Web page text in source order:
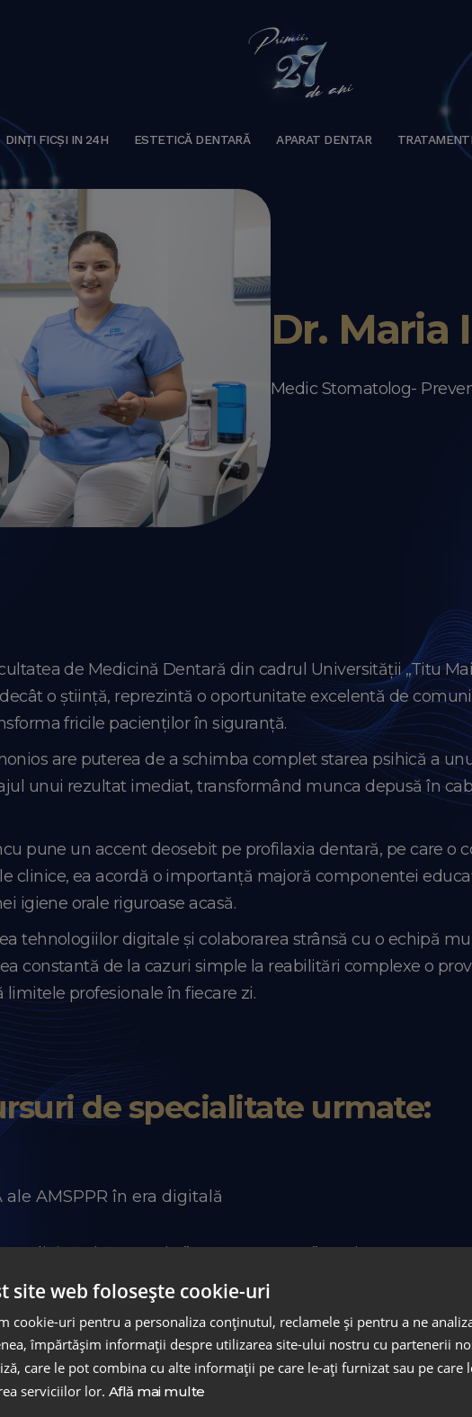
DINȚI FICȘI IN 24H ESTETICĂ DENTARĂ APARAT DENTAR
Dr. Maria
Medic Stomatolog-
de Medicină Dentară din cadrul Universității „Titu
o știință, reprezintă o oportunitate excelentă de
fricile pacienților în siguranță.
are puterea de a schimba complet starea psihică a
unui rezultat imediat, transformând munca depusă în
pune un accent deosebit pe profilaxia dentară, pe care
clinice, ea acordă o importanță majoră componentei
igiene orale riguroase acasă.
tehnologiilor digitale și colaborarea strânsă cu o echipă
constantă de la cazuri simple la reabilitări complexe o
limitele profesionale în fiecare zi.
de specialitate urmate:
ale AMSPPR în era digitală
și Farmacie ”CAROL DAVILA” - Aviz CMSR
revolution - LDI
GC
al durerii dentare - HALEON
All-ON '' Avantajele și limitările abordării endodontice vs
complications - Dentsplay Sirona
site web folosește cookie-uri
cookie-uri pentru a personaliza conținutul, reclamele și pentru a ne
împărtășim informații despre utilizarea site-ului nostru cu partenerii
care le pot combina cu alte informații pe care le-ați furnizat sau pe care
serviciilor lor. Află mai multe